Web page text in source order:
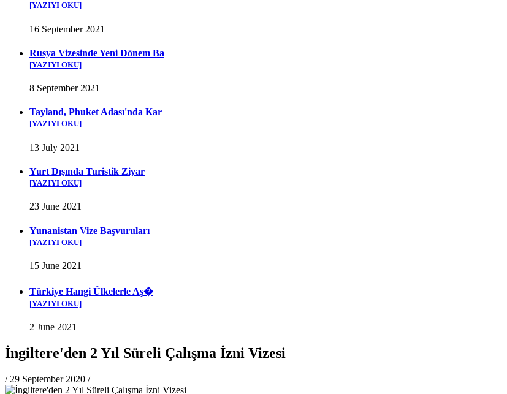
[YAZIYI OKU]
16 September 2021
Rusya Vizesinde Yeni Dönem Ba
[YAZIYI OKU]
8 September 2021
Tayland, Phuket Adası'nda Kar
[YAZIYI OKU]
13 July 2021
Yurt Dışında Turistik Ziyar
[YAZIYI OKU]
23 June 2021
Yunanistan Vize Başvuruları
[YAZIYI OKU]
15 June 2021
Türkiye Hangi Ülkelerle Aş�
[YAZIYI OKU]
2 June 2021
İngiltere'den 2 Yıl Süreli Çalışma İzni Vizesi
/ 29 September 2020 /